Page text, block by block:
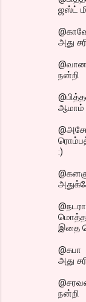
ஜஸ்ட்
அது
நன்றி
ஆமாம்
:)
இதை
@சுபா
அது
நன்றி